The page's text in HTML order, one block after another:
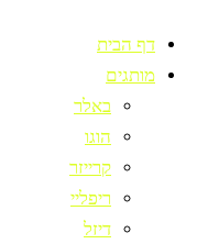
דף הבית
מותגים
באלר
הוגו
קרייזר
ריפליי
דיזל